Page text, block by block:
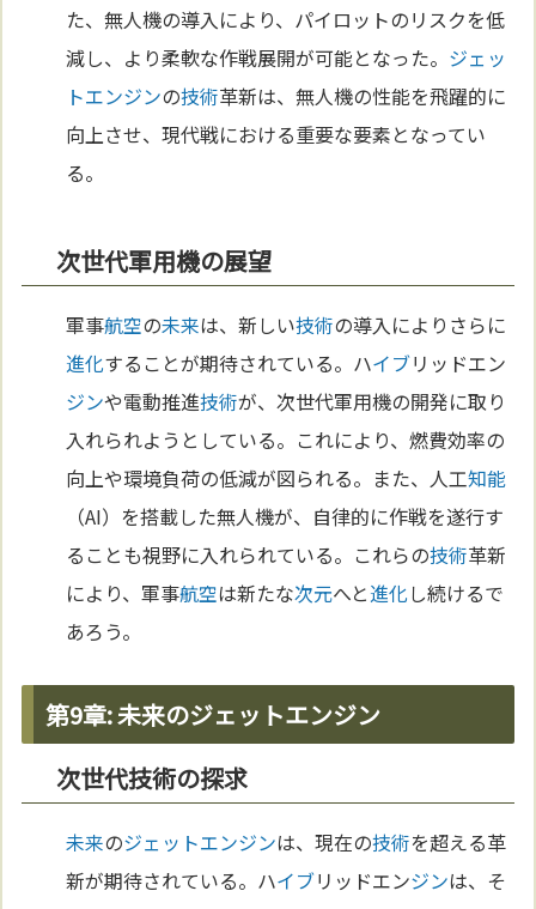
た、無人機の導入により、パイロットのリスクを低
減し、より柔軟な作戦展開が可能となった。 ジェッ
トエンジンの技術革新は、無人機の性能を飛躍的に
向上させ、現代戦における重要な要素となってい
る。
次世代軍用機の展望
軍事航空の未来は、新しい技術の導入によりさらに
進化することが期待されている。ハイブリッドエン
ジンや電動推進技術が、次世代軍用機の開発に取り
入れられようとしている。これにより、燃費効率の
向上や環境負荷の低減が図られる。また、人工知能
（AI）を搭載した無人機が、自律的に作戦を遂行す
ることも視野に入れられている。これらの技術革新
により、軍事航空は新たな次元へと進化し続けるで
あろう。
第9章: 未来のジェットエンジン
次世代技術の探求
未来のジェットエンジンは、現在の技術を超える革
新が期待されている。ハイブリッドエンジンは、そ